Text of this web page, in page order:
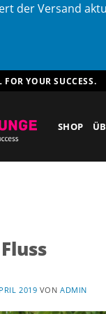
der Versand
YOUR SUCCESS.
SHOP
2019 VONADMIN